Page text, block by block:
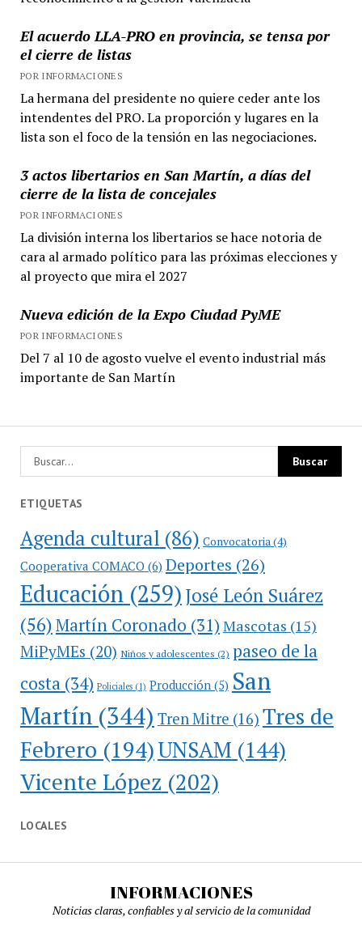
El acuerdo LLA-PRO en provincia, se tensa por
el cierre de listas
POR INFORMACIONES
La hermana del presidente no quiere ceder ante los
intendentes del PRO. La proporción y lugares en la
lista son el foco de la tensión en las negociaciones.
3 actos libertarios en San Martín, a días del
cierre de la lista de concejales
POR INFORMACIONES
La división interna los libertarios se hace notoria de
cara al armado político para las próximas elecciones y
al proyecto que mira el 2027
Nueva edición de la Expo Ciudad PyME
POR INFORMACIONES
Del 7 al 10 de agosto vuelve el evento industrial más
importante de San Martín
ETIQUETAS
Agenda cultural (86) Convocatoria (4)
Cooperativa COMACO(6) Deportes (26)
Educación(259)José León Suárez
(56)Martín Coronado (31) Mascotas (15)
MiPyMEs (20) Niños y adolescentes (2) paseo de la
costa(34) Policiales(1) Producción(5) San
Martín(344) Tren Mitre (16) Tres de
Febrero (194)UNSAM (144)
Vicente López (202)
LOCALES
INFORMACIONES
Noticias claras, confiables y al servicio de la comunidad